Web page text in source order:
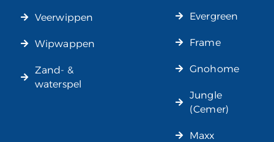
Veerwippen
Wipwappen
Zand- &
waterspel
Evergreen
Frame
Gnohome
Jungle
(Cemer)
Maxx